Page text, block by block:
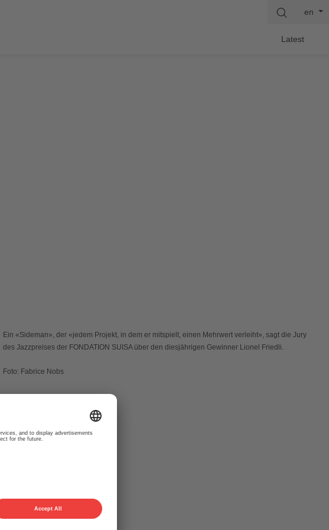
en
Latest
Ein «Sideman», der «jedem Projekt, in dem er mitspielt, einen Mehrwert verleiht», sagt die Jury
des Jazzpreises der FONDATION SUISA über den diesjährigen Gewinner Lionel Friedli.
Foto: Fabrice Nobs
Der
Rock mit den